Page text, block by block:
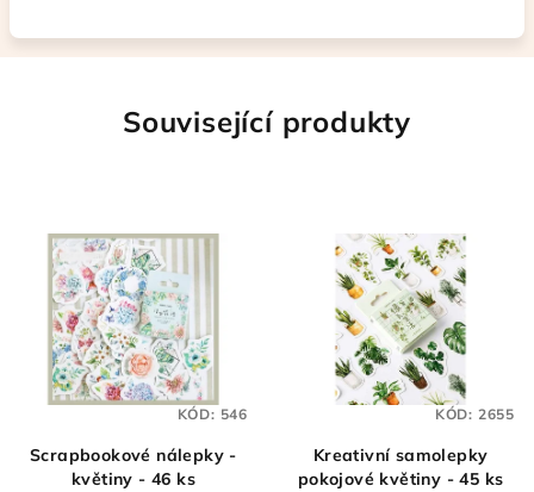
Související produkty
Scrapbookové nálepky -
květiny - 46 ks
KÓD: 546
Kreativní samolepky
pokojové květiny - 45 ks
KÓD: 2655